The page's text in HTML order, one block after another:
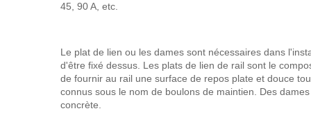
45, 90 A, etc.
Le plat de lien ou les dames sont nécessaires dans
d'être fixé dessus. Les plats de lien de rail sont le
de fournir au rail une surface de repos plate et douce
connus sous le nom de boulons de maintien. Des
concrète.